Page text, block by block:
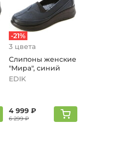
-21%
3 цвета
Слипоны женские
"Мира", синий
EDIK
4 999 ₽
6 299 ₽